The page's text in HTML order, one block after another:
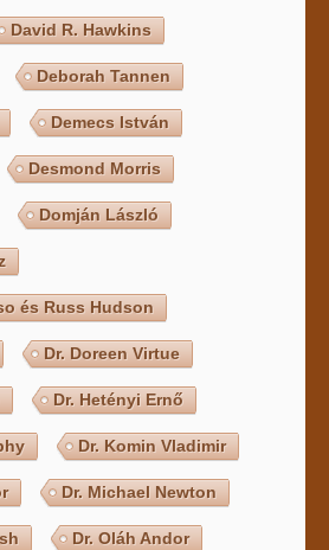
David R. Hawkins
Deborah Tannen
Demecs István
Desmond Morris
Domján László
és Russ Hudson
Dr. Doreen Virtue
Dr. Hetényi Ernő
Dr. Komin Vladimir
Dr. Michael Newton
Dr. Oláh Andor